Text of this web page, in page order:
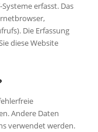
erfasst. Das
Die Erfassung
diese Website
Andere Daten
verwendet werden.